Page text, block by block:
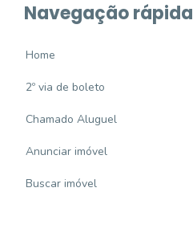
Navegação rápida
Home
2º via de boleto
Chamado Aluguel
Anunciar imóvel
Buscar imóvel